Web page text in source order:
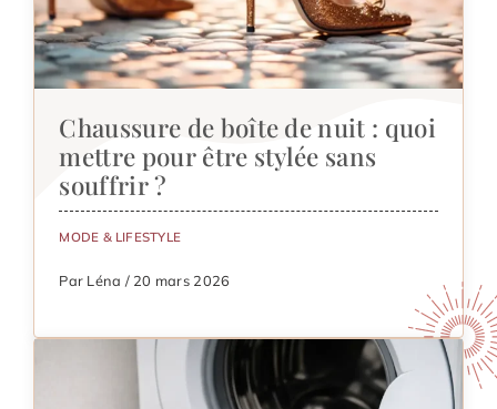
Chaussure de boîte de nuit : quoi
mettre pour être stylée sans
souffrir ?
MODE & LIFESTYLE
Par Léna / 20 mars 2026